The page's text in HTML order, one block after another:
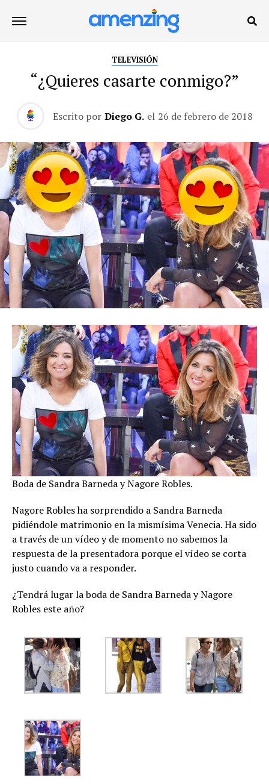
TELEVISIÓN
“¿Quieres casarte conmigo?”
Escrito por Diego G. el 26 de febrero de 2018
Boda de Sandra Barneda y Nagore Robles.
Nagore Robles ha sorprendido a Sandra Barneda
pidiéndole matrimonio en la mismísima Venecia. Ha sido
a través de un vídeo y de momento no sabemos la
respuesta de la presentadora porque el vídeo se corta
justo cuando va a responder.
¿Tendrá lugar la boda de Sandra Barneda y Nagore
Robles este año?